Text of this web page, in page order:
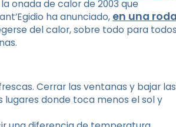
onada de calor de 2003 que
ha anunciado, en una roda
del calor, sobre todo para todos
Cerrar las ventanas y bajar las
lugares donde toca menos el sol y